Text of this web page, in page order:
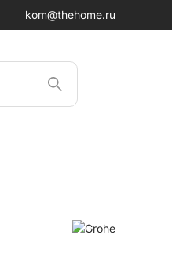
kom@thehome.ru